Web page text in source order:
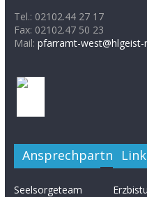
Tel.: 02102.44 27 17
Fax: 02102.47 50 23
Mail: pfarramt-west@hlgeist-
Ansprechpartner
Seelsorgeteam